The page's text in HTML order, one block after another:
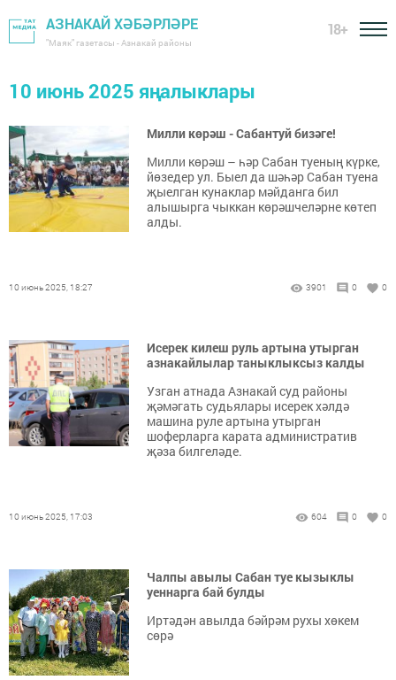
АЗНАКАЙ ХӘБӘРЛӘРЕ
"Маяк" газетасы - Азнакай районы
18+
10 июнь 2025 яңалыклары
Милли көрәш - Сабантуй бизәге!
Милли көрәш – һәр Сабан туеның күрке,
йөзедер ул. Быел да шәһәр Сабан туена
җыелган кунаклар мәйданга бил
алышырга чыккан көрәшчеләрне көтеп
алды.
10 июнь 2025, 18:27 3901 0 0
Исерек килеш руль артына утырган
азнакайлылар таныклыксыз калды
Узган атнада Азнакай суд районы
җәмәгать судьялары исерек хәлдә
машина руле артына утырган
шоферларга карата административ
җәза билгеләде.
10 июнь 2025, 17:03 604 0 0
Чалпы авылы Сабан туе кызыклы
уеннарга бай булды
Иртәдән авылда бәйрәм рухы хөкем
сөрә